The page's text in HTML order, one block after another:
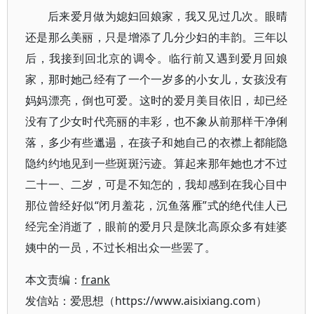
后来爱月做为媳妇回娘家，我又见过几次。眼晴
还是那么美丽，只是增添了几分少妇的丰韵。三年以
后，我接到回北京的调令。临行前又遇到爱月回娘
家，那时她己经有了一个一岁多的小女儿，女孩没有
妈妈漂亮，倒也可爱。这时的爱月美目依旧，却已经
没有了少女时代亮丽的丰彩，也不象从前那样干净俐
落，多少有些邋遢，在孩子和她自己的衣襟上都能隐
隐约约地见到一些斑斑污迹。算起来那年她也才不过
二十一、二岁，可是不知怎的，我却感到在我心目中
那位曾经好似“闭月羞花，沉鱼落雁”式的绝代佳人已
经完全消逝了，眼前的爱月只是陕北高原众多有娃婆
姨中的一员，不过长相出众一些罢了。
本文责编： frank
发信站：爱思想（https://www.aisixiang.com）